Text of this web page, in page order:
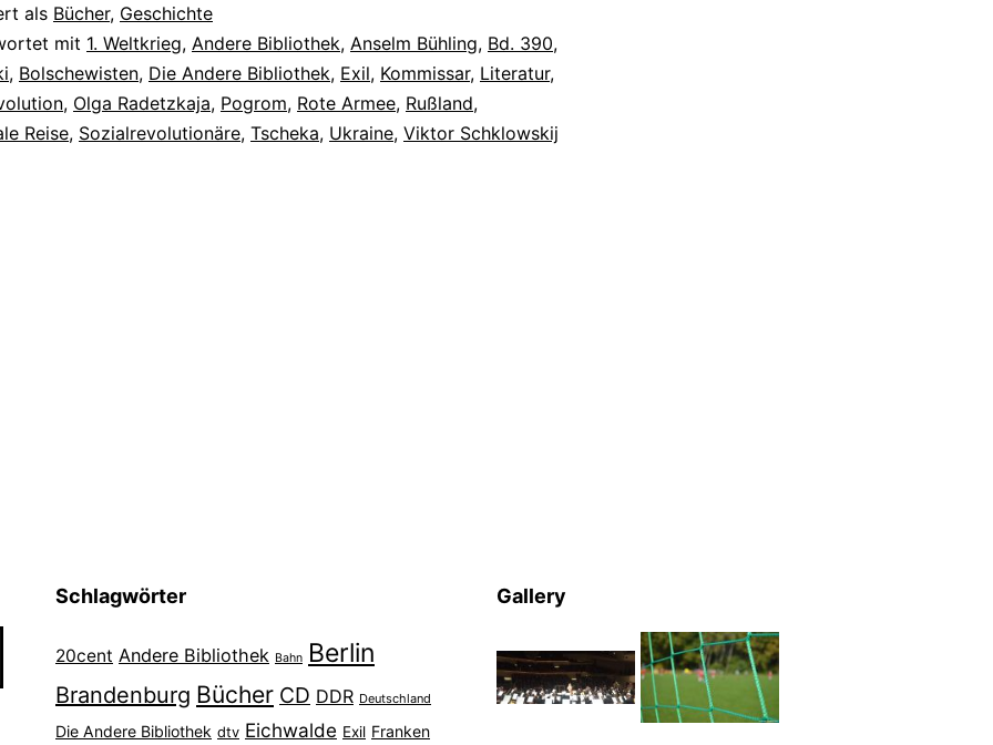
als Bücher, Geschichte
mit 1. Weltkrieg, Andere Bibliothek, Anselm Bühling, Bd. 390,
, Bolschewisten, Die Andere Bibliothek, Exil, Kommissar, Literatur,
, Olga Radetzkaja, Pogrom, Rote Armee, Rußland,
Reise, Sozialrevolutionäre, Tscheka, Ukraine, Viktor Schklowskij
Schlagwörter
20cent Andere Bibliothek Bahn Berlin
Brandenburg Bücher CD DDR Deutschland
Die Andere Bibliothek dtv Eichwalde Exil Franken
Gallery